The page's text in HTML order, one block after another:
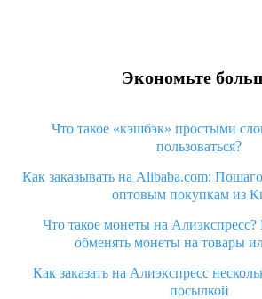
Экономьте
Что такое «кэшбэк» простыми
пользоваться?
Как заказывать на Alibaba.com:
оптовым покупкам из
Что такое монеты на
обменять монеты на товары
Как заказать на Алиэкспресс
посылкой